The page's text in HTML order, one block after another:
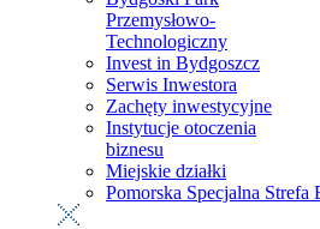
Przemysłowo-
Technologiczny
Invest in Bydgoszcz
Serwis Inwestora
Zachęty inwestycyjne
Instytucje otoczenia
biznesu
Miejskie działki
Pomorska Specjalna Strefa